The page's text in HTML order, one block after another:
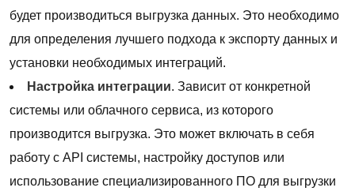
будет производиться выгрузка данных. Это необходимо
для определения лучшего подхода к экспорту данных и
установки необходимых интеграций.
Настройка интеграции. Зависит от конкретной
системы или облачного сервиса, из которого
производится выгрузка. Это может включать в себя
работу с API системы, настройку доступов или
использование специализированного ПО для выгрузки